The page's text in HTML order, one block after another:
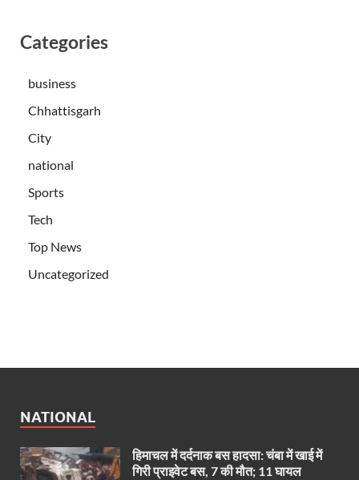
Categories
business
Chhattisgarh
City
national
Sports
Tech
Top News
Uncategorized
NATIONAL
हिमाचल में दर्दनाक बस हादसा: चंबा में खाई में
गिरी प्राइवेट बस, 7 की मौत; 11 घायल